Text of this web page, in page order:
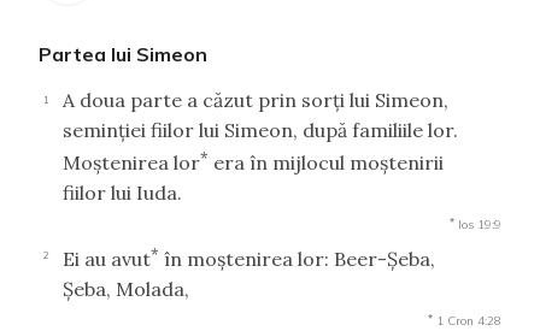
Partea lui Simeon
1
A doua parte a căzut prin sorţi lui Simeon,
seminţiei fiilor lui Simeon, după familiile lor.
Moştenirea lor* era în mijlocul moştenirii
fiilor lui Iuda.
* Ios 19:9
2 Ei au avut* în moştenirea lor: Beer-Şeba,
Şeba, Molada,
* 1 Cron 4:28